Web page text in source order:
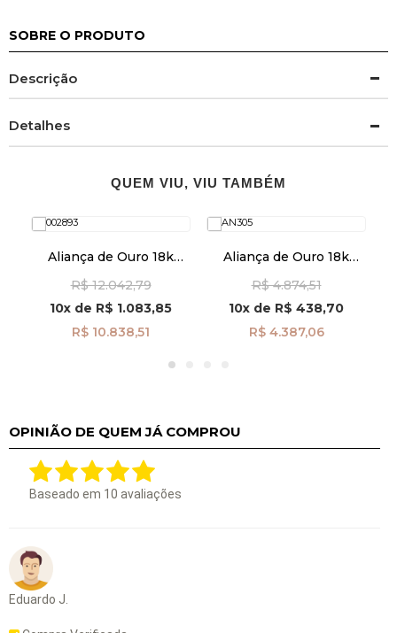
SOBRE O PRODUTO
Descrição
Detalhes
QUEM VIU, VIU TAMBÉM
Aliança de Ouro 18k
Friso Feminino
al40026d10
R$ 12.042,79
10x de R$ 1.083,85
R$ 10.838,51
Aliança de Ouro 18k
3,0mm Masculina
al40022
R$ 4.874,51
10x de R$ 438,70
R$ 4.387,06
OPINIÃO DE QUEM JÁ COMPROU
Baseado em 10 avaliações
Eduardo J.